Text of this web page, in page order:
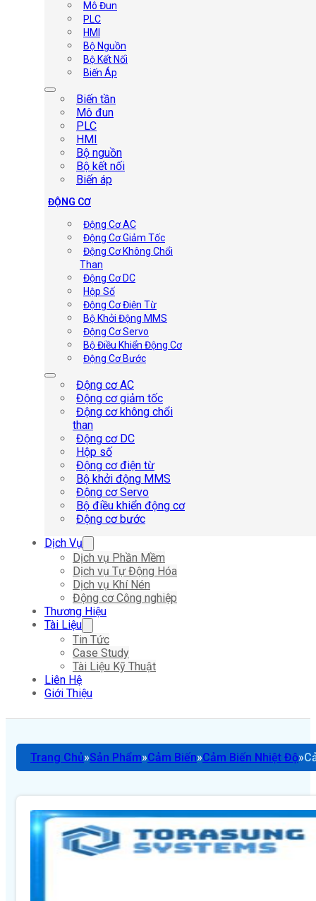
Mô Đun
PLC
HMI
Bộ Nguồn
Bộ Kết Nối
Biến Áp
Biến tần
Mô đun
PLC
HMI
Bộ nguồn
Bộ kết nối
Biến áp
ĐỘNG CƠ
Động Cơ AC
Động Cơ Giảm Tốc
Động Cơ Không Chổi
Than
Động Cơ DC
Hộp Số
Động Cơ Điện Từ
Bộ Khởi Động MMS
Động Cơ Servo
Bộ Điều Khiển Động Cơ
Động Cơ Bước
Động cơ AC
Động cơ giảm tốc
Động cơ không chổi
than
Động cơ DC
Hộp số
Động cơ điện từ
Bộ khởi động MMS
Động cơ Servo
Bộ điều khiển động cơ
Động cơ bước
Dịch Vụ
Dịch vụ Phần Mềm
Dịch vụ Tự Động Hóa
Dịch vụ Khí Nén
Động cơ Công nghiệp
Thương Hiệu
Tài Liệu
Tin Tức
Case Study
Tài Liệu Kỹ Thuật
Liên Hệ
Giới Thiệu
Trang Chủ Sản Phẩm Cảm Biến Cảm Biến Nhiệt Độ